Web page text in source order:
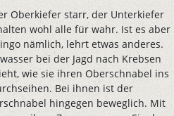
Oberkiefer starr, der Unterkiefer
wohl alle für wahr. Ist es aber
nämlich, lehrt etwas anderes.
bei der Jagd nach Krebsen
wie sie ihren Oberschnabel ins
Bei ihnen ist der
hingegen beweglich. Mit